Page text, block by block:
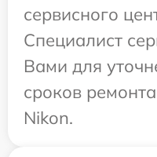
сервисного
Специалист
Вами для
сроков
Nikon.